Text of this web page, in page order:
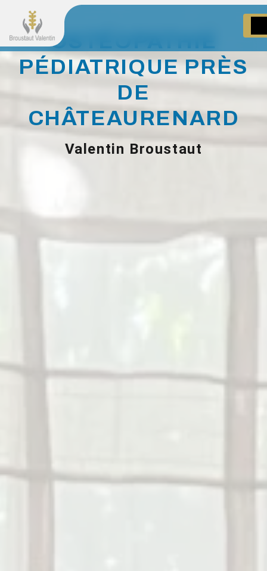
OSTÉOPATHIE
PÉDIATRIQUE PRÈS
DE
CHÂTEAURENARD
Valentin Broustaut
Panneau de gestion des cookies